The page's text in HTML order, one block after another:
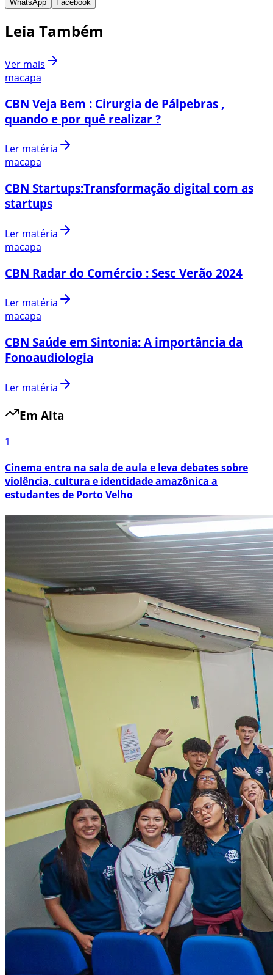
WhatsApp Facebook
Leia Também
Ver mais
macapa
CBN Veja Bem : Cirurgia de Pálpebras ,
quando e por quê realizar ?
Ler matéria
macapa
CBN Startups:Transformação digital com as
startups
Ler matéria
macapa
CBN Radar do Comércio : Sesc Verão 2024
Ler matéria
macapa
CBN Saúde em Sintonia: A importância da
Fonoaudiologia
Ler matéria
Em Alta
1
Cinema entra na sala de aula e leva debates sobre
violência, cultura e identidade amazônica a
estudantes de Porto Velho